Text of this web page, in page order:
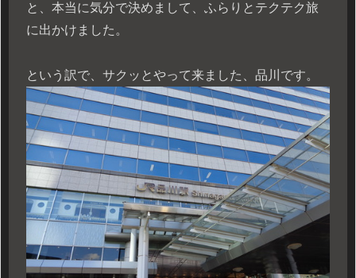
と、本当に気分で決めまして、ふらりとテクテク旅
に出かけました。
という訳で、サクッとやって来ました、品川です。